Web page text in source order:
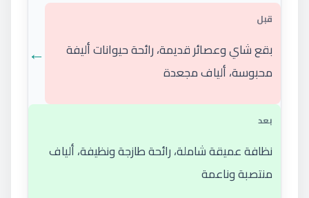
قبل
بقع شاي وعصائر قديمة، رائحة حيوانات أليفة
محبوسة، ألياف مجعدة
←
بعد
نظافة عميقة شاملة، رائحة طازجة ونظيفة، ألياف
منتصبة وناعمة